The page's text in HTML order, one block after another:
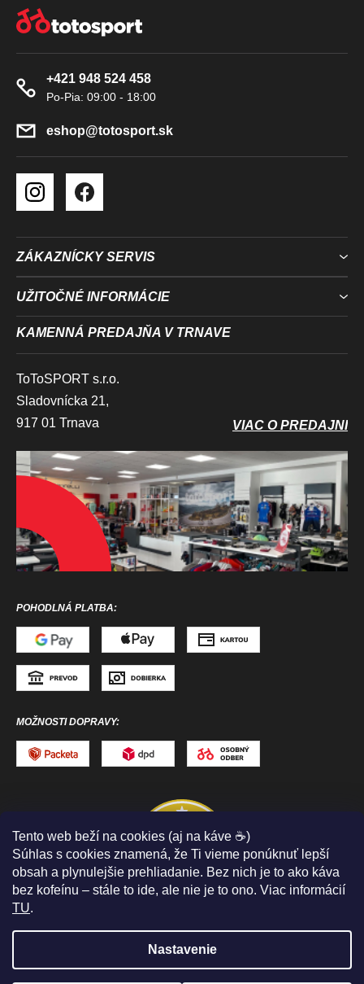
Tento web beží na cookies (aj na káve ☕)
Súhlas s cookies znamená, že Ti vieme ponúknuť lepší
obsah a plynulejšie prehliadanie. Bez nich je to ako káva
bez kofeínu – stále to ide, ale nie je to ono. Viac informácií
TU.
Nastavenie
eshop@totosport.sk
+421 948 524 458
ZÁKAZNÍCKY SERVIS
UŽITOČNÉ INFORMÁCIE
KAMENNÁ PREDAJŇA V TRNAVE
ToToSPORT s.r.o.
Sladovnícka 21,
917 01 Trnava
VIAC O PREDAJNI
POHODLNÁ PLATBA:
MOŽNOSTI DOPRAVY:
ToToSPORT.sk
vyhradené.Upraviť nastavenie cookies